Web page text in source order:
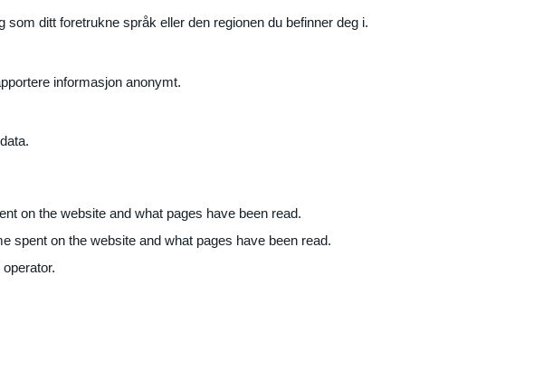
ditt foretrukne språk eller den regionen du befinner deg i.
informasjon anonymt.
on the website and what pages have been read.
spent on the website and what pages have been read.